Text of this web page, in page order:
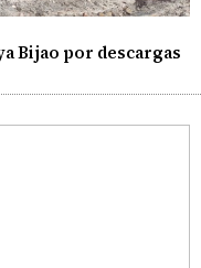
Bijao por descargas